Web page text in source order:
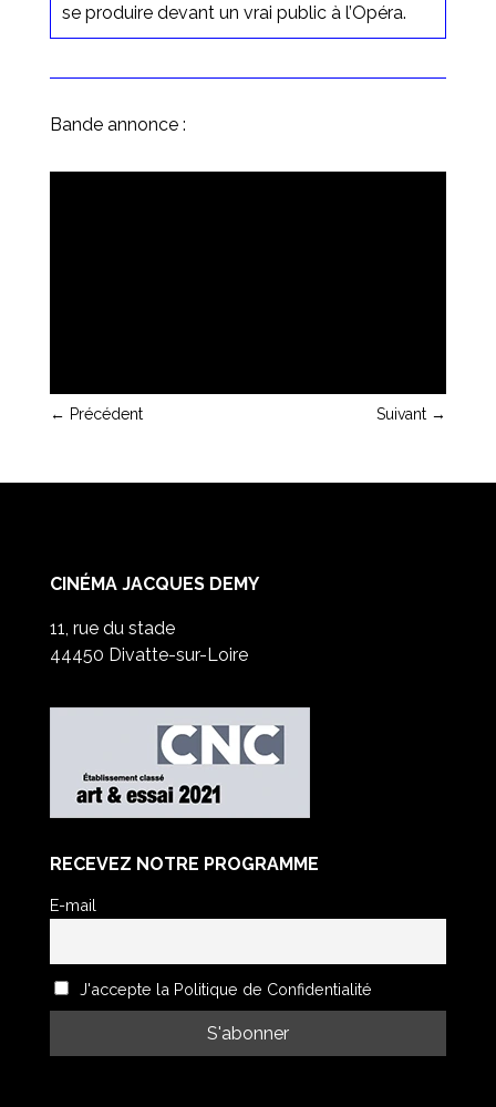
se produire devant un vrai public à l’Opéra.
Bande annonce :
← Précédent Suivant →
CINÉMA JACQUES DEMY
11, rue du stade
44450 Divatte-sur-Loire
RECEVEZ NOTRE PROGRAMME
E-mail
J'accepte la Politique de Confidentialité